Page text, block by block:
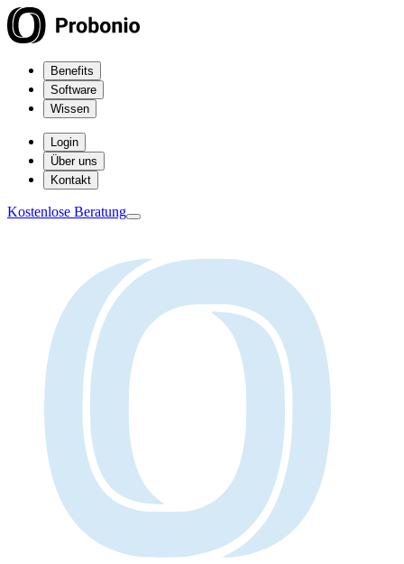
Benefits
Software
Wissen
Login
Über uns
Kontakt
Kostenlose Beratung